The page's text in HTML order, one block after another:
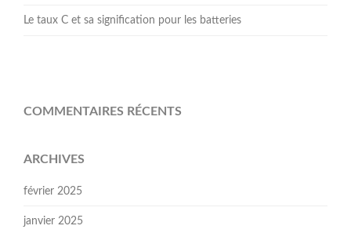
Le taux C et sa signification pour les batteries
COMMENTAIRES RÉCENTS
ARCHIVES
février 2025
janvier 2025